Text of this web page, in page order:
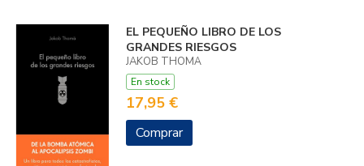
EL PEQUEÑO LIBRO DE LOS
GRANDES RIESGOS
JAKOB THOMÄ
En stock
17,95 €
Comprar